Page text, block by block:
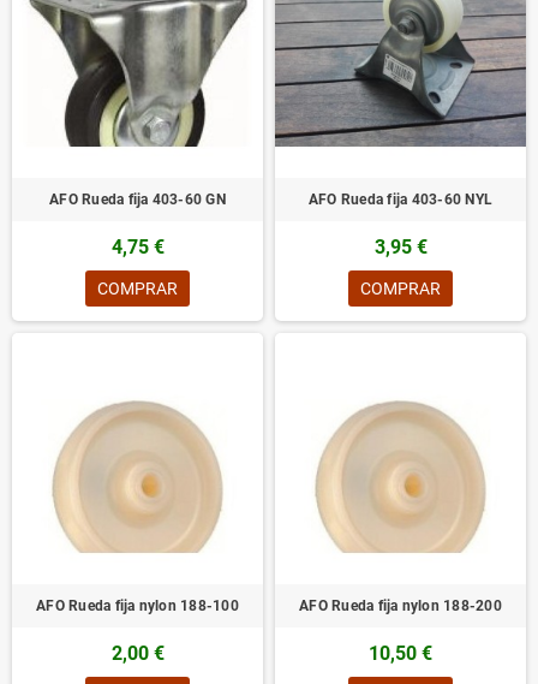
AFO Rueda fija 403-60 GN
4,75 €
COMPRAR
AFO Rueda fija 403-60 NYL
3,95 €
COMPRAR
AFO Rueda fija nylon 188-100
2,00 €
AFO Rueda fija nylon 188-200
10,50 €